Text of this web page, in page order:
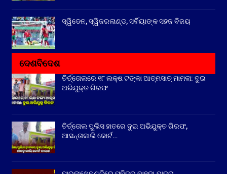
ସ୍ୱିଡେନ, ସ୍ୱିଜରଲାଣ୍ଡ, ସର୍ବିୟାଙ୍କ ସହଜ ବିଜୟ
ଦେଶବିଦେଶ
ତିର୍ତ୍ତୋଲରେ ୧୮ ଲକ୍ଷ ଟଙ୍କା ଆତ୍ମସାତ୍ ମାମଲା: ଦୁଇ
ଅଭିଯୁକ୍ତ ଗିରଫ
ତିର୍ତ୍ତୋଲ ପୁଲିସ ହାତରେ ଦୁଇ ଅଭିଯୁକ୍ତ ଗିରଫ,
ଆସନ୍ତାକାଲି କୋର୍ଟ…